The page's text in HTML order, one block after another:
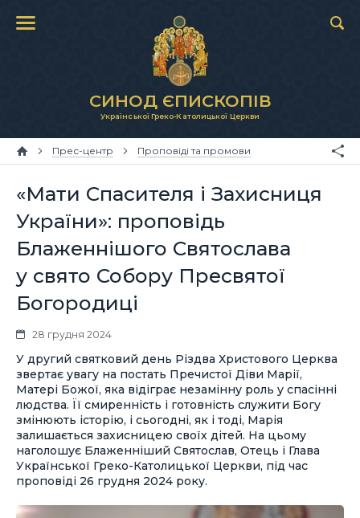
СИНОД ЄПИСКОПІВ
Української Греко-Католицької Церкви
Прес-центр Проповіді та промови
«Мати Спасителя і Захисниця
України»: проповідь
Блаженнішого Святослава
у свято Собору Пресвятої
Богородиці
28 грудня 2024
У другий святковий день Різдва Христового Церква
звертає увагу на постать Пречистої Діви Марії,
Матері Божої, яка відіграє незамінну роль у спасінні
людства. Її смиренність і готовність служити Богу
змінюють історію, і сьогодні, як і тоді, Марія
залишається захисницею своїх дітей. На цьому
наголошує Блаженніший Святослав, Отець і Глава
Української Греко-Католицької Церкви, під час
проповіді 26 грудня 2024 року.